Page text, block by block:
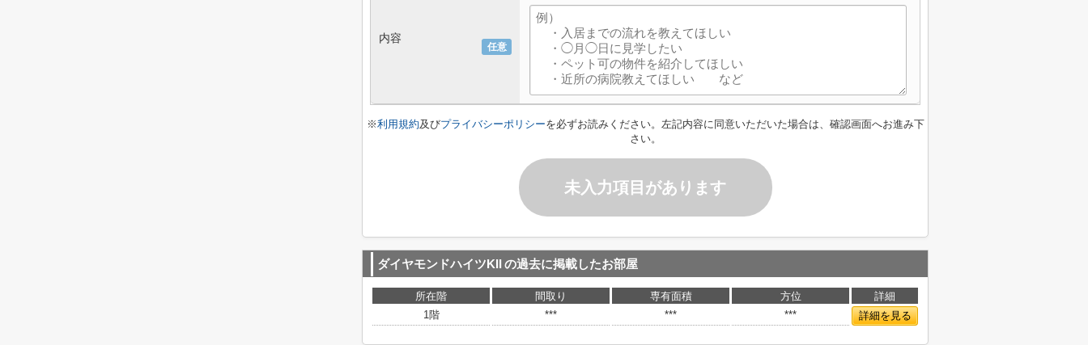
任意
内容
※利用規約及びプライバシーポリシーを必ずお読みください。左記内容に同意いただいた場合は、確認画面へお進み下
さい。
未入力項目があります
ダイヤモンドハイツKII の過去に掲載したお部屋
所在階 間取り 専有面積 方位
詳細
1階
*** *** *** 詳細を見る